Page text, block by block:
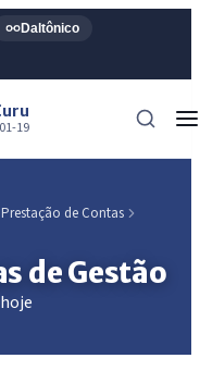
Daltônico
19
de Contas
de Gestão
hoje